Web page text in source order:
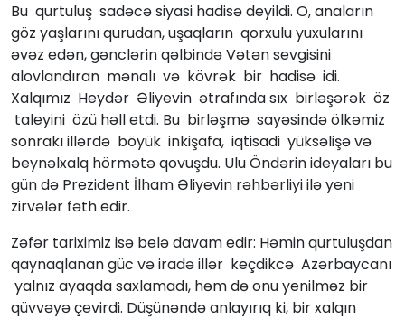
Bu qurtuluş sadəcə siyasi hadisə deyildi. O, anaların
göz yaşlarını qurudan, uşaqların qorxulu yuxularını
əvəz edən, gənclərin qəlbində Vətən sevgisini
alovlandıran mənalı və kövrək bir hadisə idi.
Xalqımız Heydər Əliyevin ətrafında sıx birləşərək öz
taleyini özü həll etdi. Bu birləşmə sayəsində ölkəmiz
sonrakı illərdə böyük inkişafa, iqtisadi yüksəlişə və
beynəlxalq hörmətə qovuşdu. Ulu Öndərin ideyaları bu
gün də Prezident İlham Əliyevin rəhbərliyi ilə yeni
zirvələr fəth edir.
Zəfər tariximiz isə belə davam edir: Həmin qurtuluşdan
qaynaqlanan güc və iradə illər keçdikcə Azərbaycanı
yalnız ayaqda saxlamadı, həm də onu yenilməz bir
qüvvəyə çevirdi. Düşünəndə anlayırıq ki, bir xalqın